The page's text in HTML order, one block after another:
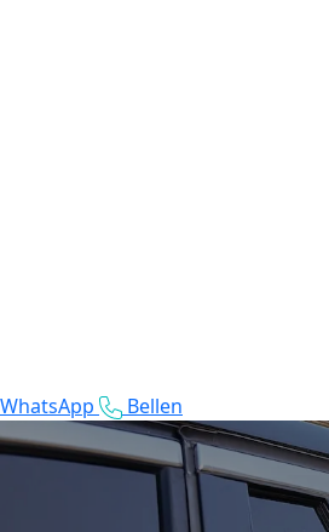
WhatsApp Bellen